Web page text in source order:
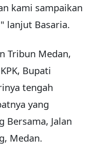
kami sampaikan
lanjut Basaria.
Tribun Medan,
Bupati
tengah
yang
Bersama, Jalan
Medan.